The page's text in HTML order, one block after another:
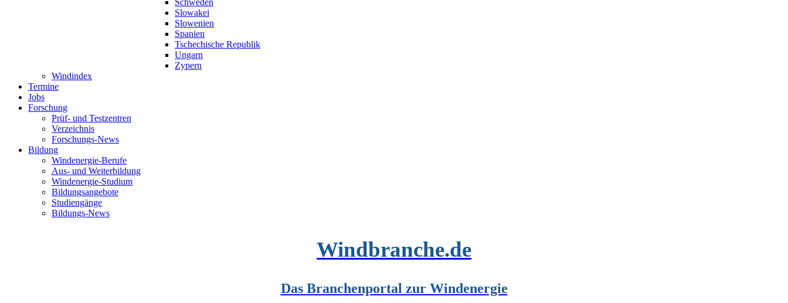
Schweden
Slowakei
Slowenien
Spanien
Tschechische Republik
Ungarn
Zypern
Windindex
Termine
Jobs
Forschung
Prüf- und Testzentren
Verzeichnis
Forschungs-News
Bildung
Windenergie-Berufe
Aus- und Weiterbildung
Windenergie-Studium
Bildungsangebote
Studiengänge
Bildungs-News
Windbranche.de
Das Branchenportal zur Windenergie